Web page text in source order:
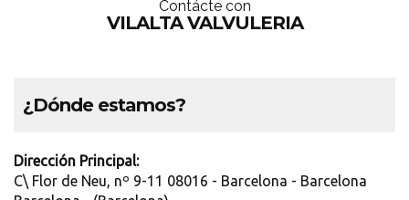
Contácte con
VILALTA VALVULERIA
¿Dónde estamos?
Dirección Principal:
C\ Flor de Neu, nº 9-11 08016 - Barcelona - Barcelona